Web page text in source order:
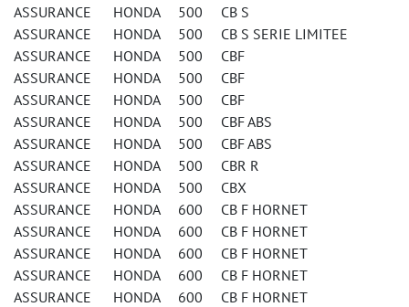
ASSURANCE HONDA 500 CB S
ASSURANCE HONDA 500 CB S SERIE LIMITEE
ASSURANCE HONDA 500 CBF
ASSURANCE HONDA 500 CBF
ASSURANCE HONDA 500 CBF
ASSURANCE HONDA 500 CBF ABS
ASSURANCE HONDA 500 CBF ABS
ASSURANCE HONDA 500 CBR R
ASSURANCE HONDA 500 CBX
ASSURANCE HONDA 600 CB F HORNET
ASSURANCE HONDA 600 CB F HORNET
ASSURANCE HONDA 600 CB F HORNET
ASSURANCE HONDA 600 CB F HORNET
ASSURANCE HONDA 600 CB F HORNET